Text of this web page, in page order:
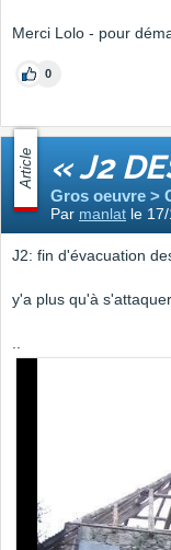
Merci Lolo - pour
0
Article « J2
Gros oeuvre >
Par manlat le
J2: fin d'évacuation
y'a plus qu'à
..